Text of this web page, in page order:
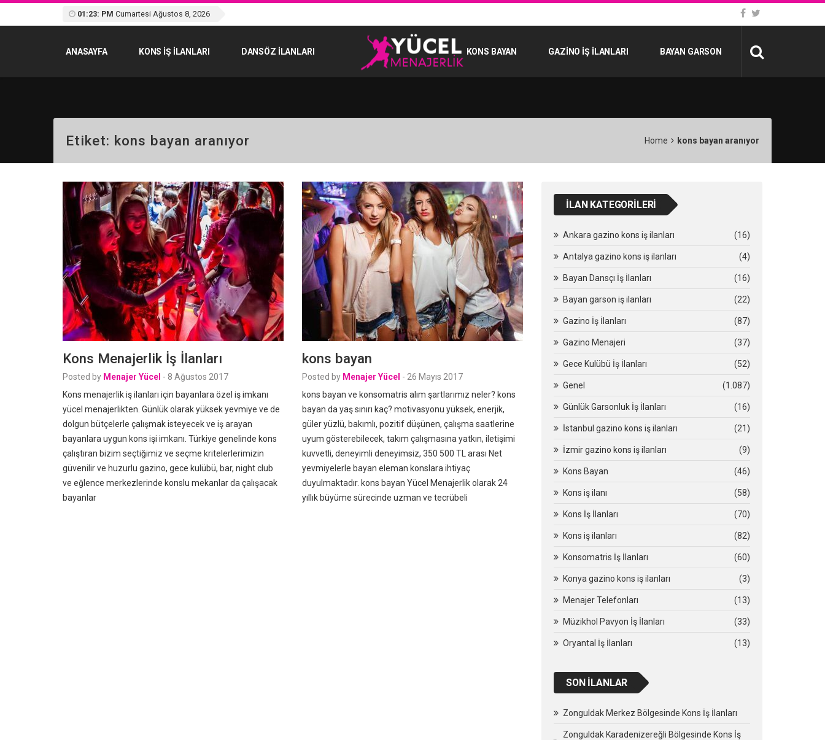
01:23: PM Cumartesi Ağustos 8, 2026
ANASAYFA KONS IŞ ILANLARI DANSÖZ İLANLARI KONS BAYAN GAZINO İŞ İLANLARI BAYAN GARSON
Etiket: kons bayan aranıyor Home kons bayan aranıyor
Kons Menajerlik İş İlanları
Posted by Menajer Yücel - 8 Ağustos 2017
Kons menajerlik iş ilanları için bayanlara özel iş imkanı
yücel menajerlikten. Günlük olarak yüksek yevmiye ve de
dolgun bütçelerle çalışmak isteyecek ve iş arayan
bayanlara uygun kons işi imkanı. Türkiye genelinde kons
çalıştıran bizim seçtiğimiz ve seçme kritelerlerimizin
güvenilir ve huzurlu gazino, gece kulübü, bar, night club
ve eğlence merkezlerinde konslu mekanlar da çalışacak
bayanlar
kons bayan
Posted by Menajer Yücel - 26 Mayıs 2017
kons bayan ve konsomatris alım şartlarımız neler? kons
bayan da yaş sınırı kaç? motivasyonu yüksek, enerjik,
güler yüzlü, bakımlı, pozitif düşünen, çalışma saatlerine
uyum gösterebilecek, takım çalışmasına yatkın, iletişimi
kuvvetli, deneyimli deneyimsiz, 350 500 TL arası Net
yevmiyelerle bayan eleman konslara ihtiyaç
duyulmaktadır. kons bayan Yücel Menajerlik olarak 24
yıllık büyüme sürecinde uzman ve tecrübeli
İLAN KATEGORILERI
Ankara gazino kons iş ilanları (16)
Antalya gazino kons iş ilanları (4)
Bayan Dansçı İş İlanları (16)
Bayan garson iş ilanları (22)
Gazino İş İlanları (87)
Gazino Menajeri (37)
Gece Kulübü İş İlanları (52)
Genel (1.087)
Günlük Garsonluk İş İlanları (16)
İstanbul gazino kons iş ilanları (21)
İzmir gazino kons iş ilanları (9)
Kons Bayan (46)
Kons iş ilanı (58)
Kons İş İlanları (70)
Kons iş ilanları (82)
Konsomatris İş İlanları (60)
Konya gazino kons iş ilanları (3)
Menajer Telefonları (13)
Müzikhol Pavyon İş İlanları (33)
Oryantal İş İlanları (13)
SON İLANLAR
Zonguldak Merkez Bölgesinde Kons İş İlanları
Zonguldak Karadenizereğli Bölgesinde Kons İş